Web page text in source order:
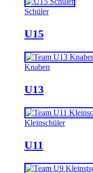
Schüler
U15
Knaben
U13
Kleinschüler
U11